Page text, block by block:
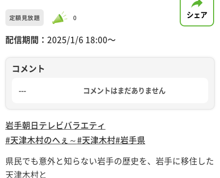
定額見放題 0
配信期間： 2025/1/6 18:00〜
シェア
コメント
--- コメントはまだありません
岩手朝日テレビバラエティ
#天津木村のへぇ～#天津木村#岩手県
県民でも意外と知らない岩手の歴史を、岩手に移住した
天津木村と